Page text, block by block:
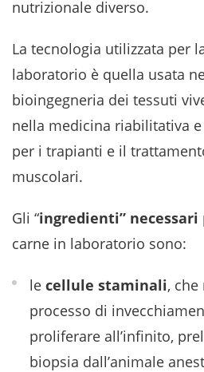
nutrizionale diverso.
La tecnologia utilizzata per
laboratorio è quella usata
bioingegneria dei tessuti
nella medicina riabilitativa
per i trapianti e il
muscolari.
Gli “ingredienti” necessari
carne in laboratorio sono:
le cellule staminali,
processo di
proliferare all’infinito,
biopsia dall’animale